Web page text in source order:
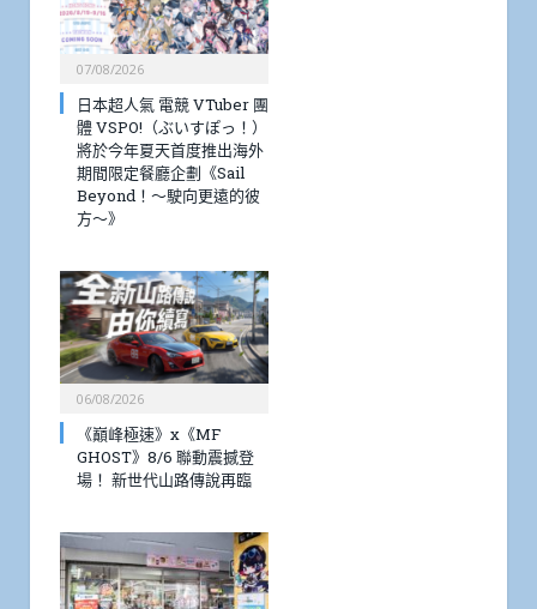
07/08/2026
日本超人氣 電競 VTuber 團
體 VSPO!（ぶいすぽっ！）
將於今年夏天首度推出海外
期間限定餐廳企劃《Sail
Beyond！～駛向更遠的彼
方～》
06/08/2026
《巔峰極速》x《MF
GHOST》8/6 聯動震撼登
場！ 新世代山路傳說再臨